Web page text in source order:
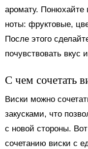
аромату. Понюхайте
ноты: фруктовые,
После этого
почувствовать вкус
С чем сочетать
Виски можно
закусками, что
с новой стороны.
сочетанию виски с